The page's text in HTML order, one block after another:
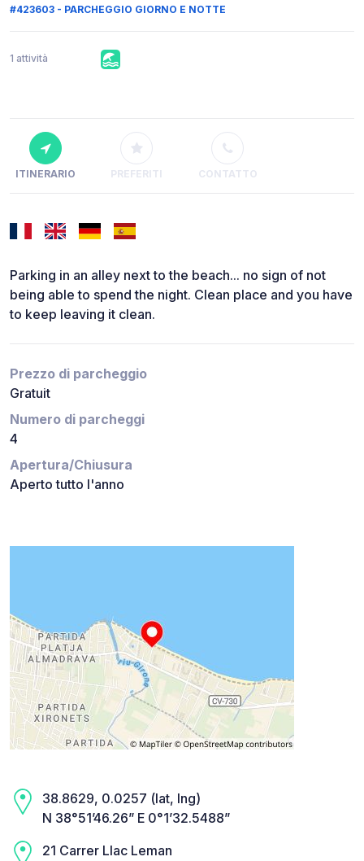
#423603 - PARCHEGGIO GIORNO E NOTTE
1 attività
ITINERARIO PREFERITI CONTATTO
Parking in an alley next to the beach... no sign of not
being able to spend the night. Clean place and you have
to keep leaving it clean.
Prezzo di parcheggio
Gratuit
Numero di parcheggi
4
Apertura/Chiusura
Aperto tutto l'anno
38.8629, 0.0257 (lat, lng)
N 38°51’46.26” E 0°1’32.5488”
21 Carrer Llac Leman